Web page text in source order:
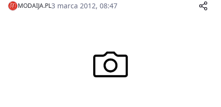
MODAIJA.PL3 marca 2012, 08:47